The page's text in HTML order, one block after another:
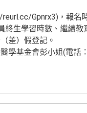
Gpnrx3)，報名
生學習時數、繼續
差）假登記。
學基金會彭小姐(電話